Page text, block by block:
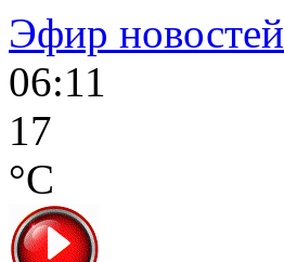
Эфир новостей
06:11
17
°C